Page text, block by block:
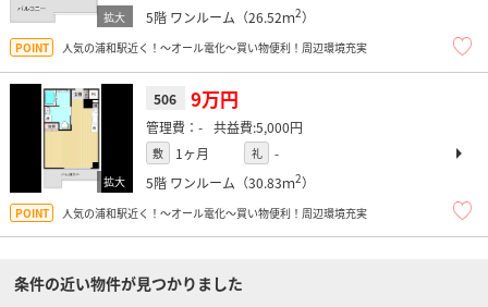
5階 ワンルーム（26.52ｍ2）
人気の浦和駅近く！～オール電化～買い物便利！周辺環境充実
506 9万円
- 5,000円
敷 1ヶ月 礼
-
5階 ワンルーム（30.83ｍ2）
人気の浦和駅近く！～オール電化～買い物便利！周辺環境充実
条件の近い物件が見つかりました